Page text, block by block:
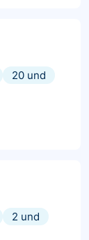
20 und
2 und